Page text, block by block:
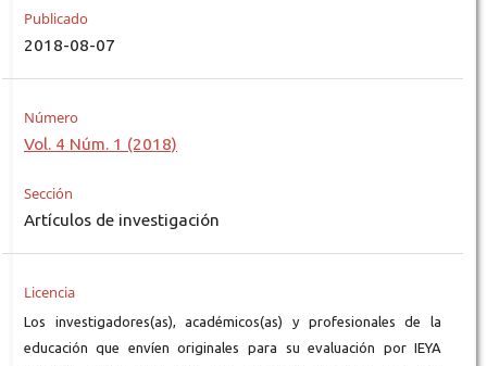
Publicado
2018-08-07
Número
Vol. 4 Núm. 1 (2018)
Sección
Artículos de investigación
Licencia
Los investigadores(as), académicos(as) y profesionales de la
educación que envíen originales para su evaluación por IEYA